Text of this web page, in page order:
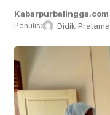
Kabarpurbalingga.com
Penulis: Didik Pratama